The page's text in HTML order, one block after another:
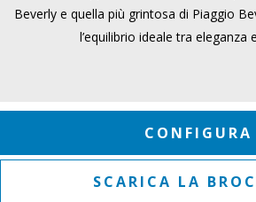
Beverly e quella più grintosa di Piaggio
l’equilibrio ideale tra eleganza
CONFIGURA
SCARICA LA